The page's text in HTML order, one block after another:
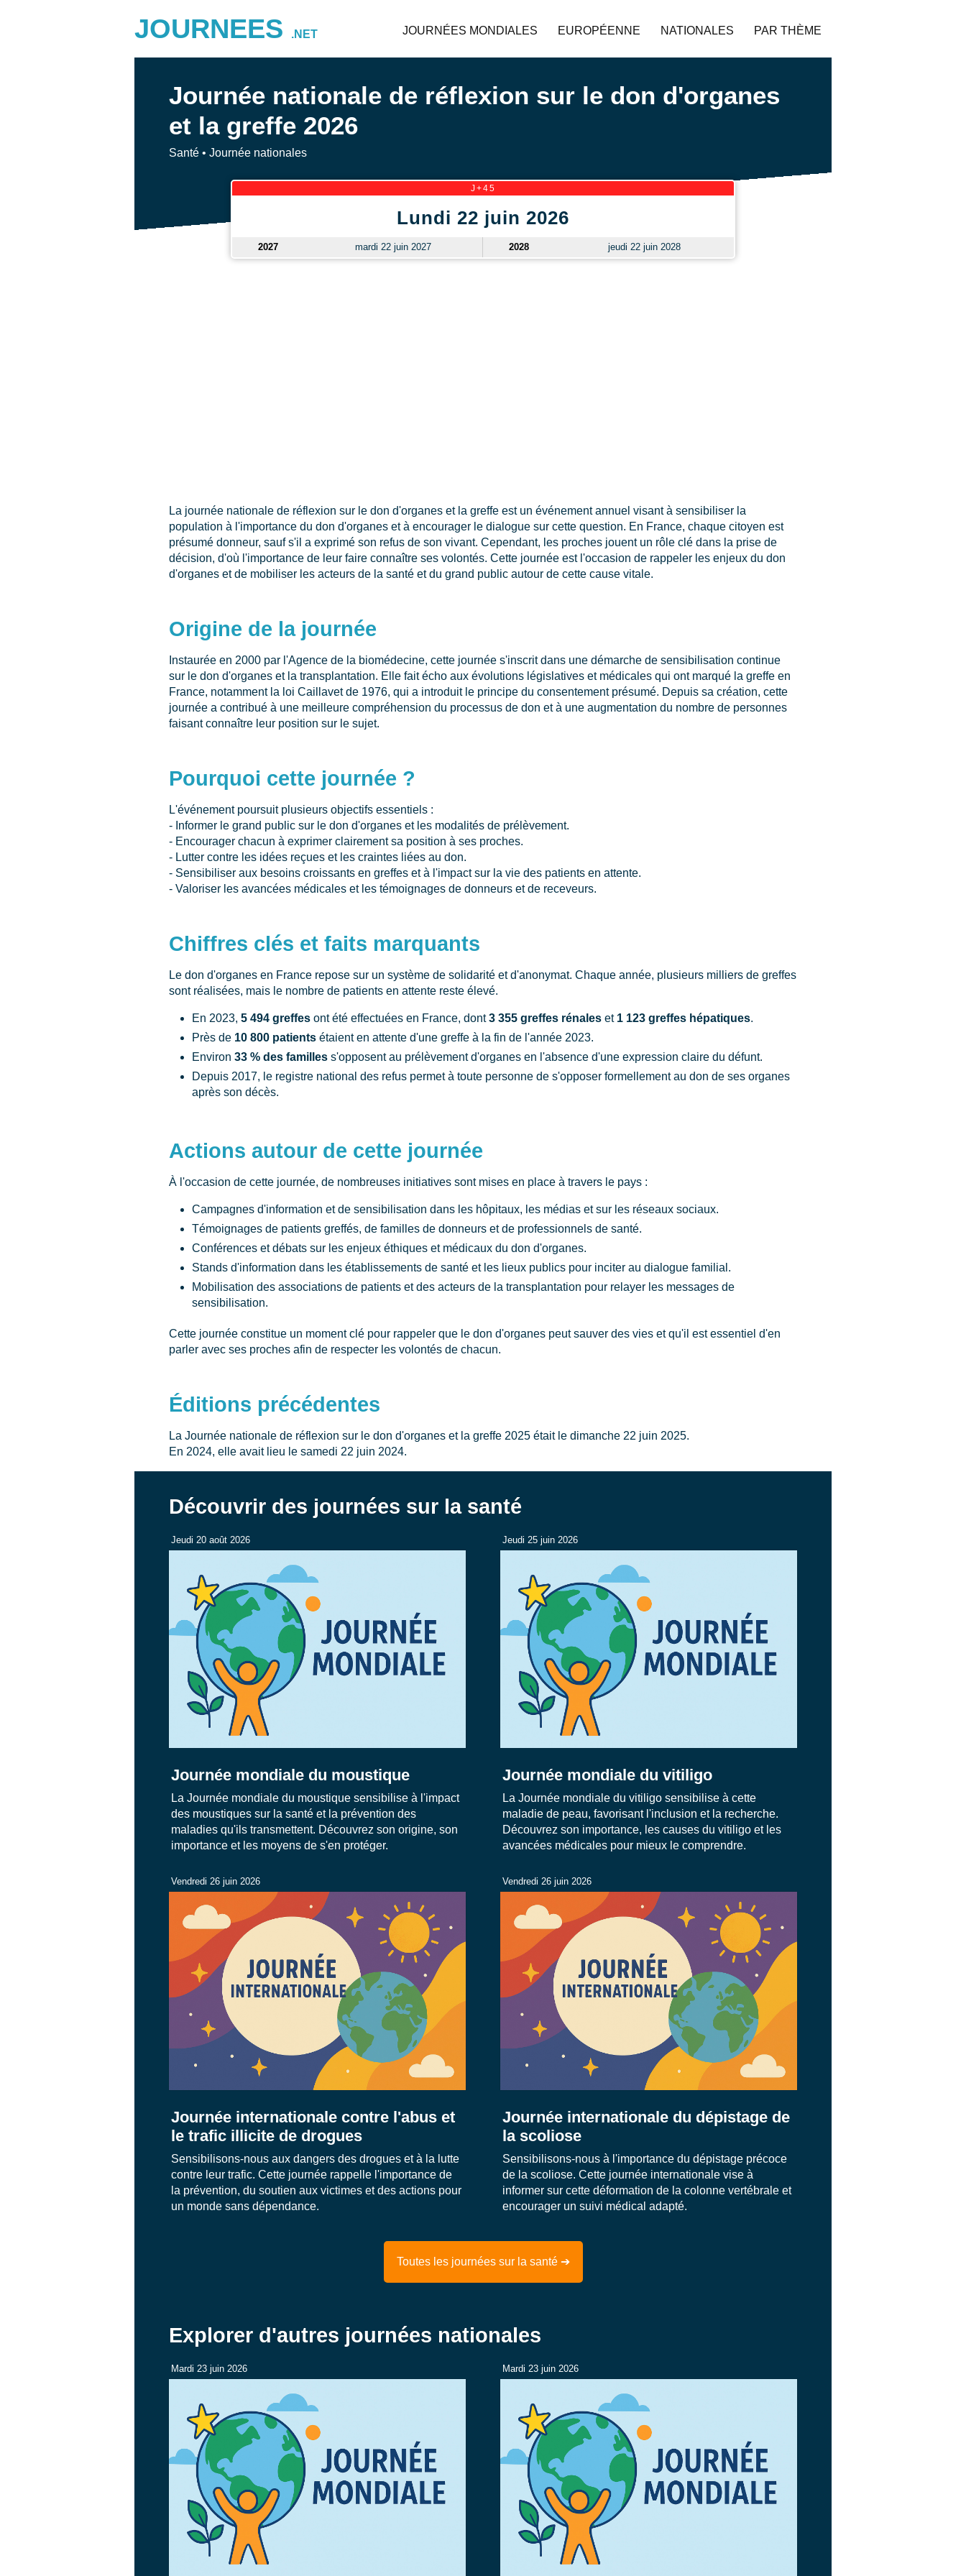
JOURNEES .NET JOURNÉES MONDIALES EUROPÉENNE NATIONALES PAR THÈME
Journée nationale de réflexion sur le don d'organes
et la greffe 2026
Santé • Journée nationales
J+45
Lundi 22 juin 2026
2027 mardi 22 juin 2027 2028 jeudi 22 juin 2028
La journée nationale de réflexion sur le don d'organes et la greffe est un événement annuel visant à sensibiliser la
population à l'importance du don d'organes et à encourager le dialogue sur cette question. En France, chaque citoyen est
présumé donneur, sauf s'il a exprimé son refus de son vivant. Cependant, les proches jouent un rôle clé dans la prise de
décision, d'où l'importance de leur faire connaître ses volontés. Cette journée est l'occasion de rappeler les enjeux du don
d'organes et de mobiliser les acteurs de la santé et du grand public autour de cette cause vitale.
Origine de la journée
Instaurée en 2000 par l'Agence de la biomédecine, cette journée s'inscrit dans une démarche de sensibilisation continue
sur le don d'organes et la transplantation. Elle fait écho aux évolutions législatives et médicales qui ont marqué la greffe en
France, notamment la loi Caillavet de 1976, qui a introduit le principe du consentement présumé. Depuis sa création, cette
journée a contribué à une meilleure compréhension du processus de don et à une augmentation du nombre de personnes
faisant connaître leur position sur le sujet.
Pourquoi cette journée ?
L'événement poursuit plusieurs objectifs essentiels :
- Informer le grand public sur le don d'organes et les modalités de prélèvement.
- Encourager chacun à exprimer clairement sa position à ses proches.
- Lutter contre les idées reçues et les craintes liées au don.
- Sensibiliser aux besoins croissants en greffes et à l'impact sur la vie des patients en attente.
- Valoriser les avancées médicales et les témoignages de donneurs et de receveurs.
Chiffres clés et faits marquants
Le don d'organes en France repose sur un système de solidarité et d'anonymat. Chaque année, plusieurs milliers de greffes
sont réalisées, mais le nombre de patients en attente reste élevé.
En 2023, 5 494 greffes ont été effectuées en France, dont3 355 greffes rénales et 1 123 greffes hépatiques.
Près de 10 800 patients étaient en attente d'une greffe à la fin de l'année 2023.
Environ 33 % des familles s'opposent au prélèvement d'organes en l'absence d'une expression claire du défunt.
Depuis 2017, le registre national des refus permet à toute personne de s'opposer formellement au don de ses organes
après son décès.
Actions autour de cette journée
À l'occasion de cette journée, de nombreuses initiatives sont mises en place à travers le pays :
Campagnes d'information et de sensibilisation dans les hôpitaux, les médias et sur les réseaux sociaux.
Témoignages de patients greffés, de familles de donneurs et de professionnels de santé.
Conférences et débats sur les enjeux éthiques et médicaux du don d'organes.
Stands d'information dans les établissements de santé et les lieux publics pour inciter au dialogue familial.
Mobilisation des associations de patients et des acteurs de la transplantation pour relayer les messages de
sensibilisation.
Cette journée constitue un moment clé pour rappeler que le don d'organes peut sauver des vies et qu'il est essentiel d'en
parler avec ses proches afin de respecter les volontés de chacun.
Éditions précédentes
La Journée nationale de réflexion sur le don d'organes et la greffe 2025 était le dimanche 22 juin 2025.
En 2024, elle avait lieu le samedi 22 juin 2024.
Découvrir des journées sur la santé
Jeudi 20 août 2026
Journée mondiale du moustique
La Journée mondiale du moustique sensibilise à l'impact
des moustiques sur la santé et la prévention des
maladies qu'ils transmettent. Découvrez son origine, son
importance et les moyens de s'en protéger.
Jeudi 25 juin 2026
Journée mondiale du vitiligo
La Journée mondiale du vitiligo sensibilise à cette
maladie de peau, favorisant l'inclusion et la recherche.
Découvrez son importance, les causes du vitiligo et les
avancées médicales pour mieux le comprendre.
Vendredi 26 juin 2026
Journée internationale contre l'abus et
le trafic illicite de drogues
Sensibilisons-nous aux dangers des drogues et à la lutte
contre leur trafic. Cette journée rappelle l'importance de
la prévention, du soutien aux victimes et des actions pour
un monde sans dépendance.
Vendredi 26 juin 2026
Journée internationale du dépistage de
la scoliose
Sensibilisons-nous à l'importance du dépistage précoce
de la scoliose. Cette journée internationale vise à
informer sur cette déformation de la colonne vertébrale et
encourager un suivi médical adapté.
Toutes les journées sur la santé ➔
Explorer d'autres journées nationales
Mardi 23 juin 2026 Mardi 23 juin 2026